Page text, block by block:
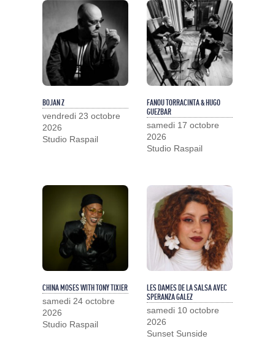
BOJAN Z
vendredi 23 octobre
2026
Studio Raspail
FANOU TORRACINTA & HUGO
GUEZBAR
samedi 17 octobre
2026
Studio Raspail
CHINA MOSES WITH TONY TIXIER
samedi 24 octobre
2026
Studio Raspail
LES DAMES DE LA SALSA AVEC
SPERANZA GALEZ
samedi 10 octobre
2026
Sunset Sunside